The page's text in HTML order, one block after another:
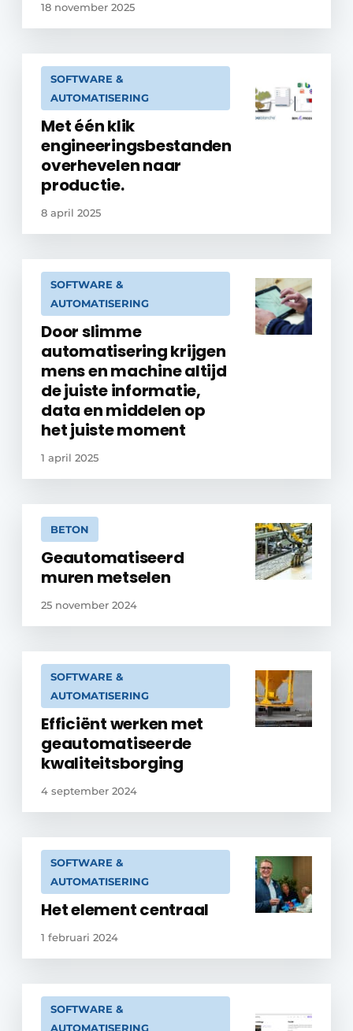
18 november 2025
SOFTWARE &
AUTOMATISERING
Met één klik
engineeringsbestanden
overhevelen naar
productie.
8 april 2025
SOFTWARE &
AUTOMATISERING
Door slimme
automatisering krijgen
mens en machine altijd
de juiste informatie,
data en middelen op
het juiste moment
1 april 2025
BETON
Geautomatiseerd
muren metselen
25 november 2024
SOFTWARE &
AUTOMATISERING
Efficiënt werken met
geautomatiseerde
kwaliteitsborging
4 september 2024
SOFTWARE &
AUTOMATISERING
Het element centraal
1 februari 2024
SOFTWARE &
AUTOMATISERING